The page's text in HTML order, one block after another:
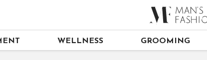
WELLNESS GROOMING